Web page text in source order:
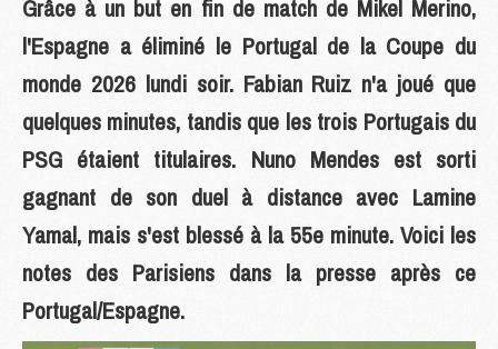
Grâce à un but en fin de match de Mikel Merino,
l'Espagne a éliminé le Portugal de la Coupe du
monde 2026 lundi soir. Fabian Ruiz n'a joué que
quelques minutes, tandis que les trois Portugais du
PSG étaient titulaires. Nuno Mendes est sorti
gagnant de son duel à distance avec Lamine
Yamal, mais s'est blessé à la 55e minute. Voici les
notes des Parisiens dans la presse après ce
Portugal/Espagne.